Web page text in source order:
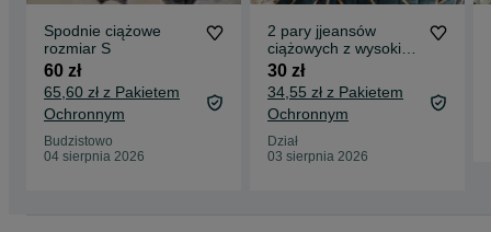
Spodnie ciążowe
rozmiar S
60 zł
65,60 zł z Pakietem
Ochronnym
Budzistowo
04 sierpnia 2026
2 pary jjeansów
ciążowych z wysokim
stanem, rozmiar 40
30 zł
34,55 zł z Pakietem
Ochronnym
Dział
03 sierpnia 2026